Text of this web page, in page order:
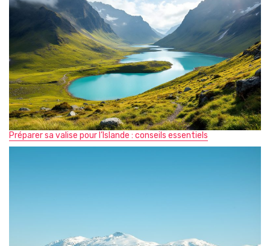
Préparer sa valise pour l’Islande : conseils essentiels